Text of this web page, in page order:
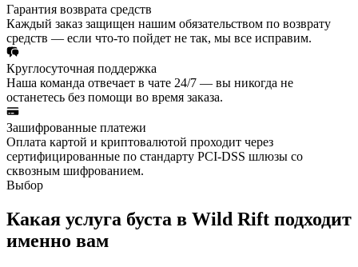
Гарантия возврата средств
Каждый заказ защищен нашим обязательством по возврату
средств — если что-то пойдет не так, мы все исправим.
Круглосуточная поддержка
Наша команда отвечает в чате 24/7 — вы никогда не
останетесь без помощи во время заказа.
Зашифрованные платежи
Оплата картой и криптовалютой проходит через
сертифицированные по стандарту PCI-DSS шлюзы со
сквозным шифрованием.
Выбор
Какая услуга буста в Wild Rift подходит
именно вам